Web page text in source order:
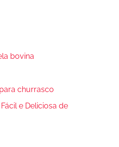
bovina
churrasco
e Deliciosa de